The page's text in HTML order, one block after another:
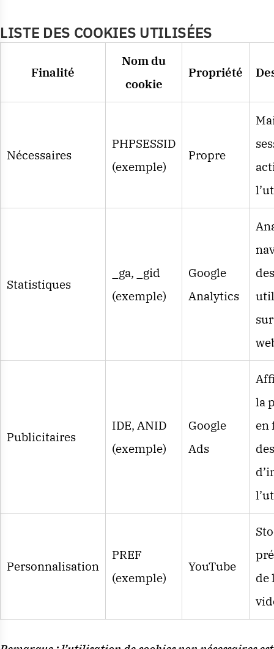
LISTE DES COOKIES UTILISÉES
Finalité
Nom du
cookie
Propriété
Nécessaires
PHPSESSID
(exemple)
Propre
Statistiques
_ga, _gid
(exemple)
Google
Analytics
des
Publicitaires
IDE, ANID
(exemple)
Google
Ads
la
en
Personnalisation
PREF
(exemple)
YouTube
de